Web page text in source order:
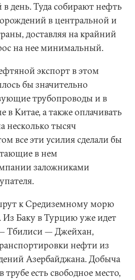
в день. Туда собирают нефть
в центральной и
доставляя на крайний
на нее минимальный.
экспорт в этом
бы значительно
трубопроводы и в
в Китае, а также оплачивать
несколько тысяч
все эти усилия сделали бы
в нем
заложниками
к Средиземному морю
Из Баку в Турцию уже идет
Тбилиси — Джейхан,
нефти из
Азербайджана. Добыча
трубе есть свободное место,